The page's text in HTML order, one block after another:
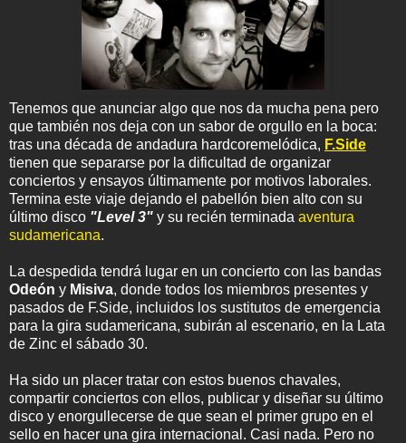
Tenemos que anunciar algo que nos da mucha pena pero
que también nos deja con un sabor de orgullo en la boca:
tras una década de andadura hardcoremelódica, F.Side
tienen que separarse por la dificultad de organizar
conciertos y ensayos últimamente por motivos laborales.
Termina este viaje dejando el pabellón bien alto con su
último disco "Level 3" y su recién terminada aventura
sudamericana.
La despedida tendrá lugar en un concierto con las bandas
Odeón y Misiva, donde todos los miembros presentes y
pasados de F.Side, incluidos los sustitutos de emergencia
para la gira sudamericana, subirán al escenario, en la Lata
de Zinc el sábado 30.
Ha sido un placer tratar con estos buenos chavales,
compartir conciertos con ellos, publicar y diseñar su último
disco y enorgullecerse de que sean el primer grupo en el
sello en hacer una gira internacional. Casi nada. Pero no